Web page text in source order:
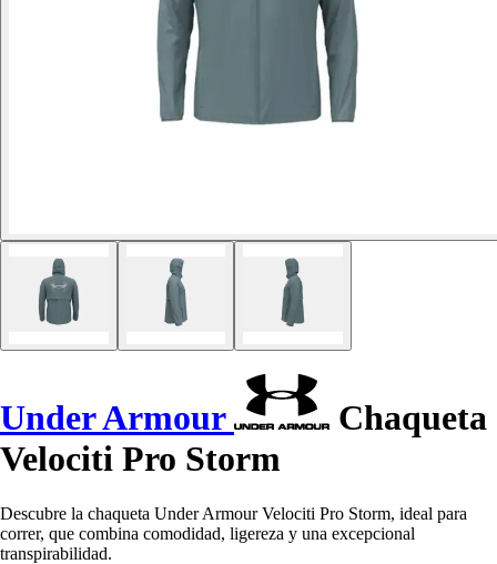
Under Armour
Chaqueta
Velociti Pro Storm
Descubre la chaqueta Under Armour Velociti Pro Storm, ideal para
correr, que combina comodidad, ligereza y una excepcional
transpirabilidad.